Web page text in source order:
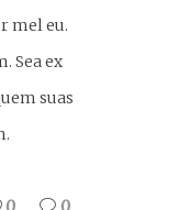
mel eu.
Sea ex
suas
0 0